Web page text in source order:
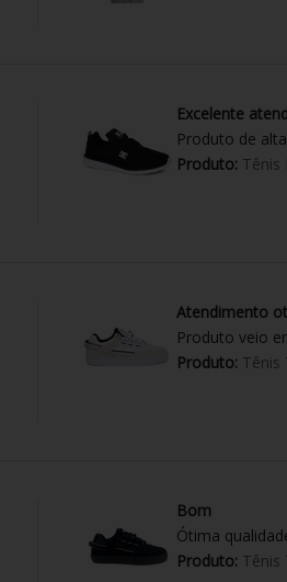
Excelente
Produto de
Produto: Tênis
Atendimento
Produto veio
Produto: Tênis
Bom
Ótima
Produto: Tênis